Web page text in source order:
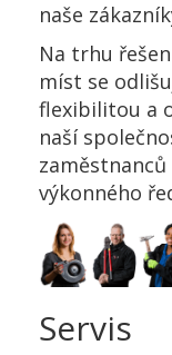
naše
Na trhu
míst se
flexibilitou a
naší
výkonného
Servis